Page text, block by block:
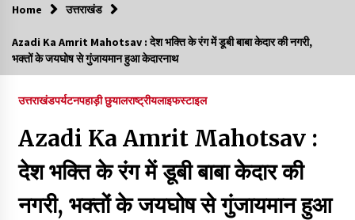
Trending Now
Minorities Rights Day : विश्व अल्पसंख्यक अधिकार दिवस
कार्यक्रम में शामिल हुए सीएम,आधुनिक मदरसों का नाम अब्दुल कलाम के नाम
December 18, 2023
Thought Of The Day 7 September
September 7, 2023
Thought Of The Day 6 September
Home उत्तराखंड
Azadi Ka Amrit Mahotsav : देश भक्ति के रंग में डूबी बाबा केदार की नगरी,
भक्तों के जयघोष से गुंजायमान हुआ केदारनाथ
उत्तराखंडपर्यटनपहाड़ी छुयालराष्ट्रीयलाइफस्टाइल
Azadi Ka Amrit Mahotsav :
देश भक्ति के रंग में डूबी बाबा केदार की
नगरी, भक्तों के जयघोष से गुंजायमान हुआ